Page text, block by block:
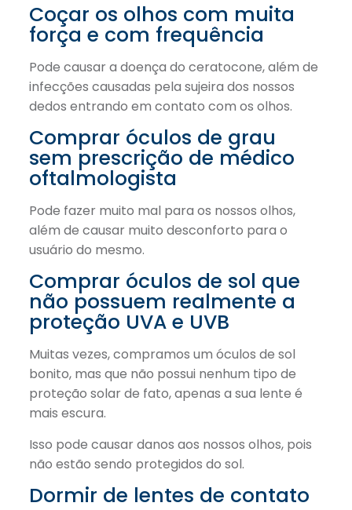
Coçar os olhos com muita
força e com frequência
Pode causar a doença do ceratocone, além de
infecções causadas pela sujeira dos nossos
dedos entrando em contato com os olhos.
Comprar óculos de grau
sem prescrição de médico
oftalmologista
Pode fazer muito mal para os nossos olhos,
além de causar muito desconforto para o
usuário do mesmo.
Comprar óculos de sol que
não possuem realmente a
proteção UVA e UVB
Muitas vezes, compramos um óculos de sol
bonito, mas que não possui nenhum tipo de
proteção solar de fato, apenas a sua lente é
mais escura.
Isso pode causar danos aos nossos olhos, pois
não estão sendo protegidos do sol.
Dormir de lentes de contato